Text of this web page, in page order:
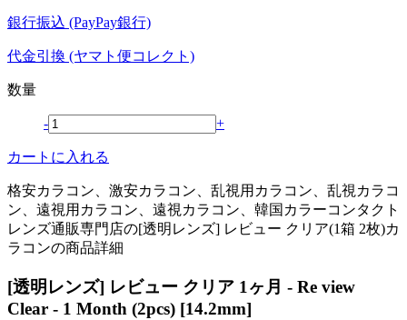
銀行振込 (PayPay銀行)
代金引換 (ヤマト便コレクト)
数量
- +
カートに入れる
格安カラコン、激安カラコン、乱視用カラコン、乱視カラコ
ン、遠視用カラコン、遠視カラコン、韓国カラーコンタクト
レンズ通販専門店の[透明レンズ] レビュー クリア(1箱 2枚)カ
ラコンの商品詳細
[透明レンズ] レビュー クリア 1ヶ月 - Re view
Clear - 1 Month (2pcs) [14.2mm]